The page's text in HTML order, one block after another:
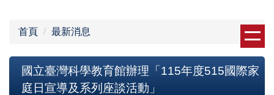
首頁 最新消息
國立臺灣科學教育館辦理「115年度515國際家
庭日宣導及系列座談活動」